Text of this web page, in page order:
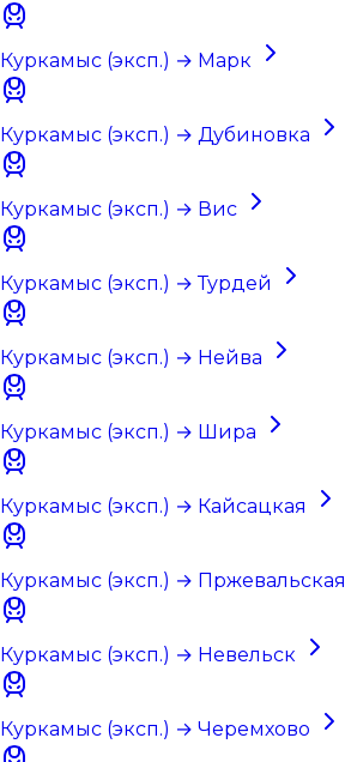
Куркамыс (эксп.) → Марк
Куркамыс (эксп.) → Дубиновка
Куркамыс (эксп.) → Вис
Куркамыс (эксп.) → Турдей
Куркамыс (эксп.) → Нейва
Куркамыс (эксп.) → Шира
Куркамыс (эксп.) → Кайсацкая
Куркамыс (эксп.) → Пржевальская
Куркамыс (эксп.) → Невельск
Куркамыс (эксп.) → Черемхово